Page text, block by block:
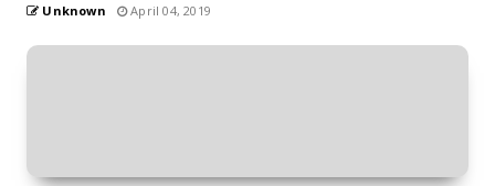
Unknown April 04, 2019